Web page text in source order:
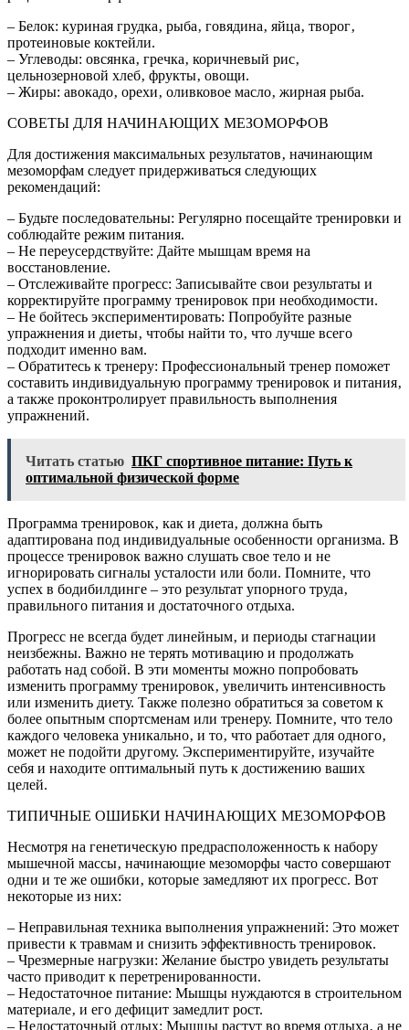
– Белок: куриная грудка‚ рыба‚ говядина‚ яйца‚ творог‚
протеиновые коктейли.
– Углеводы: овсянка‚ гречка‚ коричневый рис‚
цельнозерновой хлеб‚ фрукты‚ овощи.
– Жиры: авокадо‚ орехи‚ оливковое масло‚ жирная рыба.
СОВЕТЫ ДЛЯ НАЧИНАЮЩИХ МЕЗОМОРФОВ
Для достижения максимальных результатов‚ начинающим
мезоморфам следует придерживаться следующих
рекомендаций:
– Будьте последовательны: Регулярно посещайте тренировки и
соблюдайте режим питания.
– Не переусердствуйте: Дайте мышцам время на
восстановление.
– Отслеживайте прогресс: Записывайте свои результаты и
корректируйте программу тренировок при необходимости.
– Не бойтесь экспериментировать: Попробуйте разные
упражнения и диеты‚ чтобы найти то‚ что лучше всего
подходит именно вам.
– Обратитесь к тренеру: Профессиональный тренер поможет
составить индивидуальную программу тренировок и питания‚
а также проконтролирует правильность выполнения
упражнений.
Читать статью ПКГ спортивное питание: Путь к
оптимальной физической форме
Программа тренировок‚ как и диета‚ должна быть
адаптирована под индивидуальные особенности организма. В
процессе тренировок важно слушать свое тело и не
игнорировать сигналы усталости или боли. Помните‚ что
успех в бодибилдинге – это результат упорного труда‚
правильного питания и достаточного отдыха.
Прогресс не всегда будет линейным‚ и периоды стагнации
неизбежны. Важно не терять мотивацию и продолжать
работать над собой. В эти моменты можно попробовать
изменить программу тренировок‚ увеличить интенсивность
или изменить диету. Также полезно обратиться за советом к
более опытным спортсменам или тренеру. Помните‚ что тело
каждого человека уникально‚ и то‚ что работает для одного‚
может не подойти другому. Экспериментируйте‚ изучайте
себя и находите оптимальный путь к достижению ваших
целей.
ТИПИЧНЫЕ ОШИБКИ НАЧИНАЮЩИХ МЕЗОМОРФОВ
Несмотря на генетическую предрасположенность к набору
мышечной массы‚ начинающие мезоморфы часто совершают
одни и те же ошибки‚ которые замедляют их прогресс. Вот
некоторые из них:
– Неправильная техника выполнения упражнений: Это может
привести к травмам и снизить эффективность тренировок.
– Чрезмерные нагрузки: Желание быстро увидеть результаты
часто приводит к перетренированности.
– Недостаточное питание: Мышцы нуждаются в строительном
материале‚ и его дефицит замедлит рост.
– Недостаточный отдых: Мышцы растут во время отдыха‚ а не